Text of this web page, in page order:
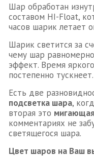
Шар обработан
составом HI-Float,
часов шарик летает
Шарик светится за
чему шар
эффект. Время
постепенно
Есть две
подсветка шара,
вторая это
комментариях не
светящегося шара.
Цвет шаров на Ваш